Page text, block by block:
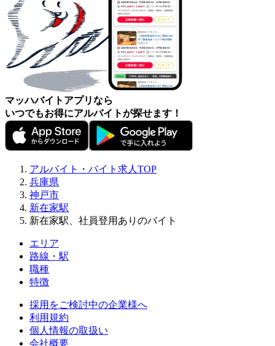
マッハバイトアプリなら
いつでもお得にアルバイトが探せます！
アルバイト・バイト求人TOP
兵庫県
神戸市
新在家駅
新在家駅、社員登用ありのバイト
エリア
路線・駅
職種
特徴
採用をご検討中の企業様へ
利用規約
個人情報の取扱い
会社概要